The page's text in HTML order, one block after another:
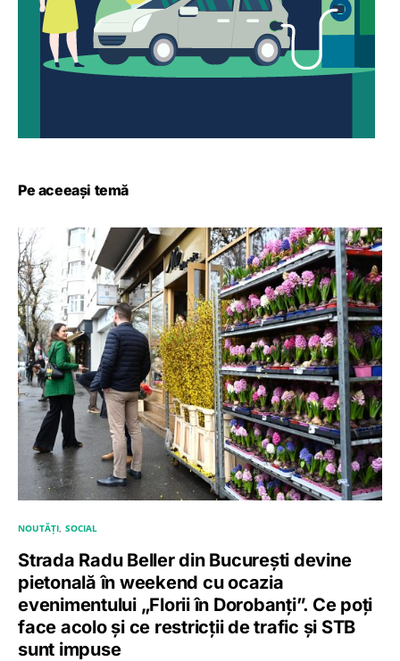
Pe aceeași temă
NOUTĂȚI SOCIAL
Strada Radu Beller din București devine
pietonală în weekend cu ocazia
evenimentului „Florii în Dorobanți”. Ce poți
face acolo și ce restricții de trafic și STB
sunt impuse